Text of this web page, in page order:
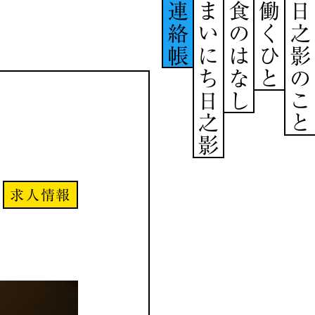
日之影のこと
働くひと
食のはなし
まいにち日之影
連絡帳
求人情報